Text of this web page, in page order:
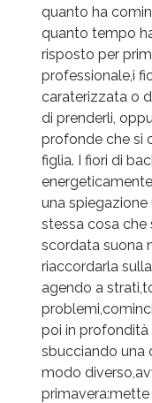
quanto ha
quanto tempo
risposto per
professionale,i
caraterizzata o
di prenderli,
profonde che si
figlia. I fiori di
una spiegazione
stessa cosa che
scordata suona
riaccordarla
agendo a
poi in profondità
sbucciando una
modo